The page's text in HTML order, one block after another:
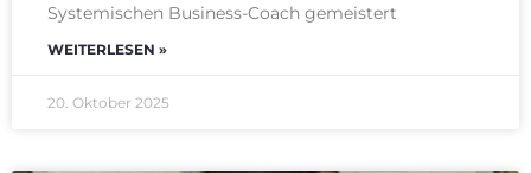
Systemischen Business-Coach gemeistert
WEITERLESEN »
20. Oktober 2025